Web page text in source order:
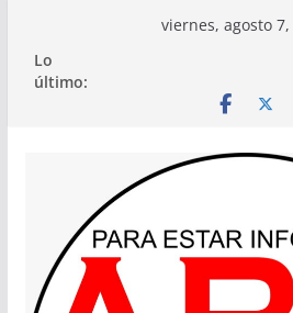
contenido
viernes, agosto
Lo
último: